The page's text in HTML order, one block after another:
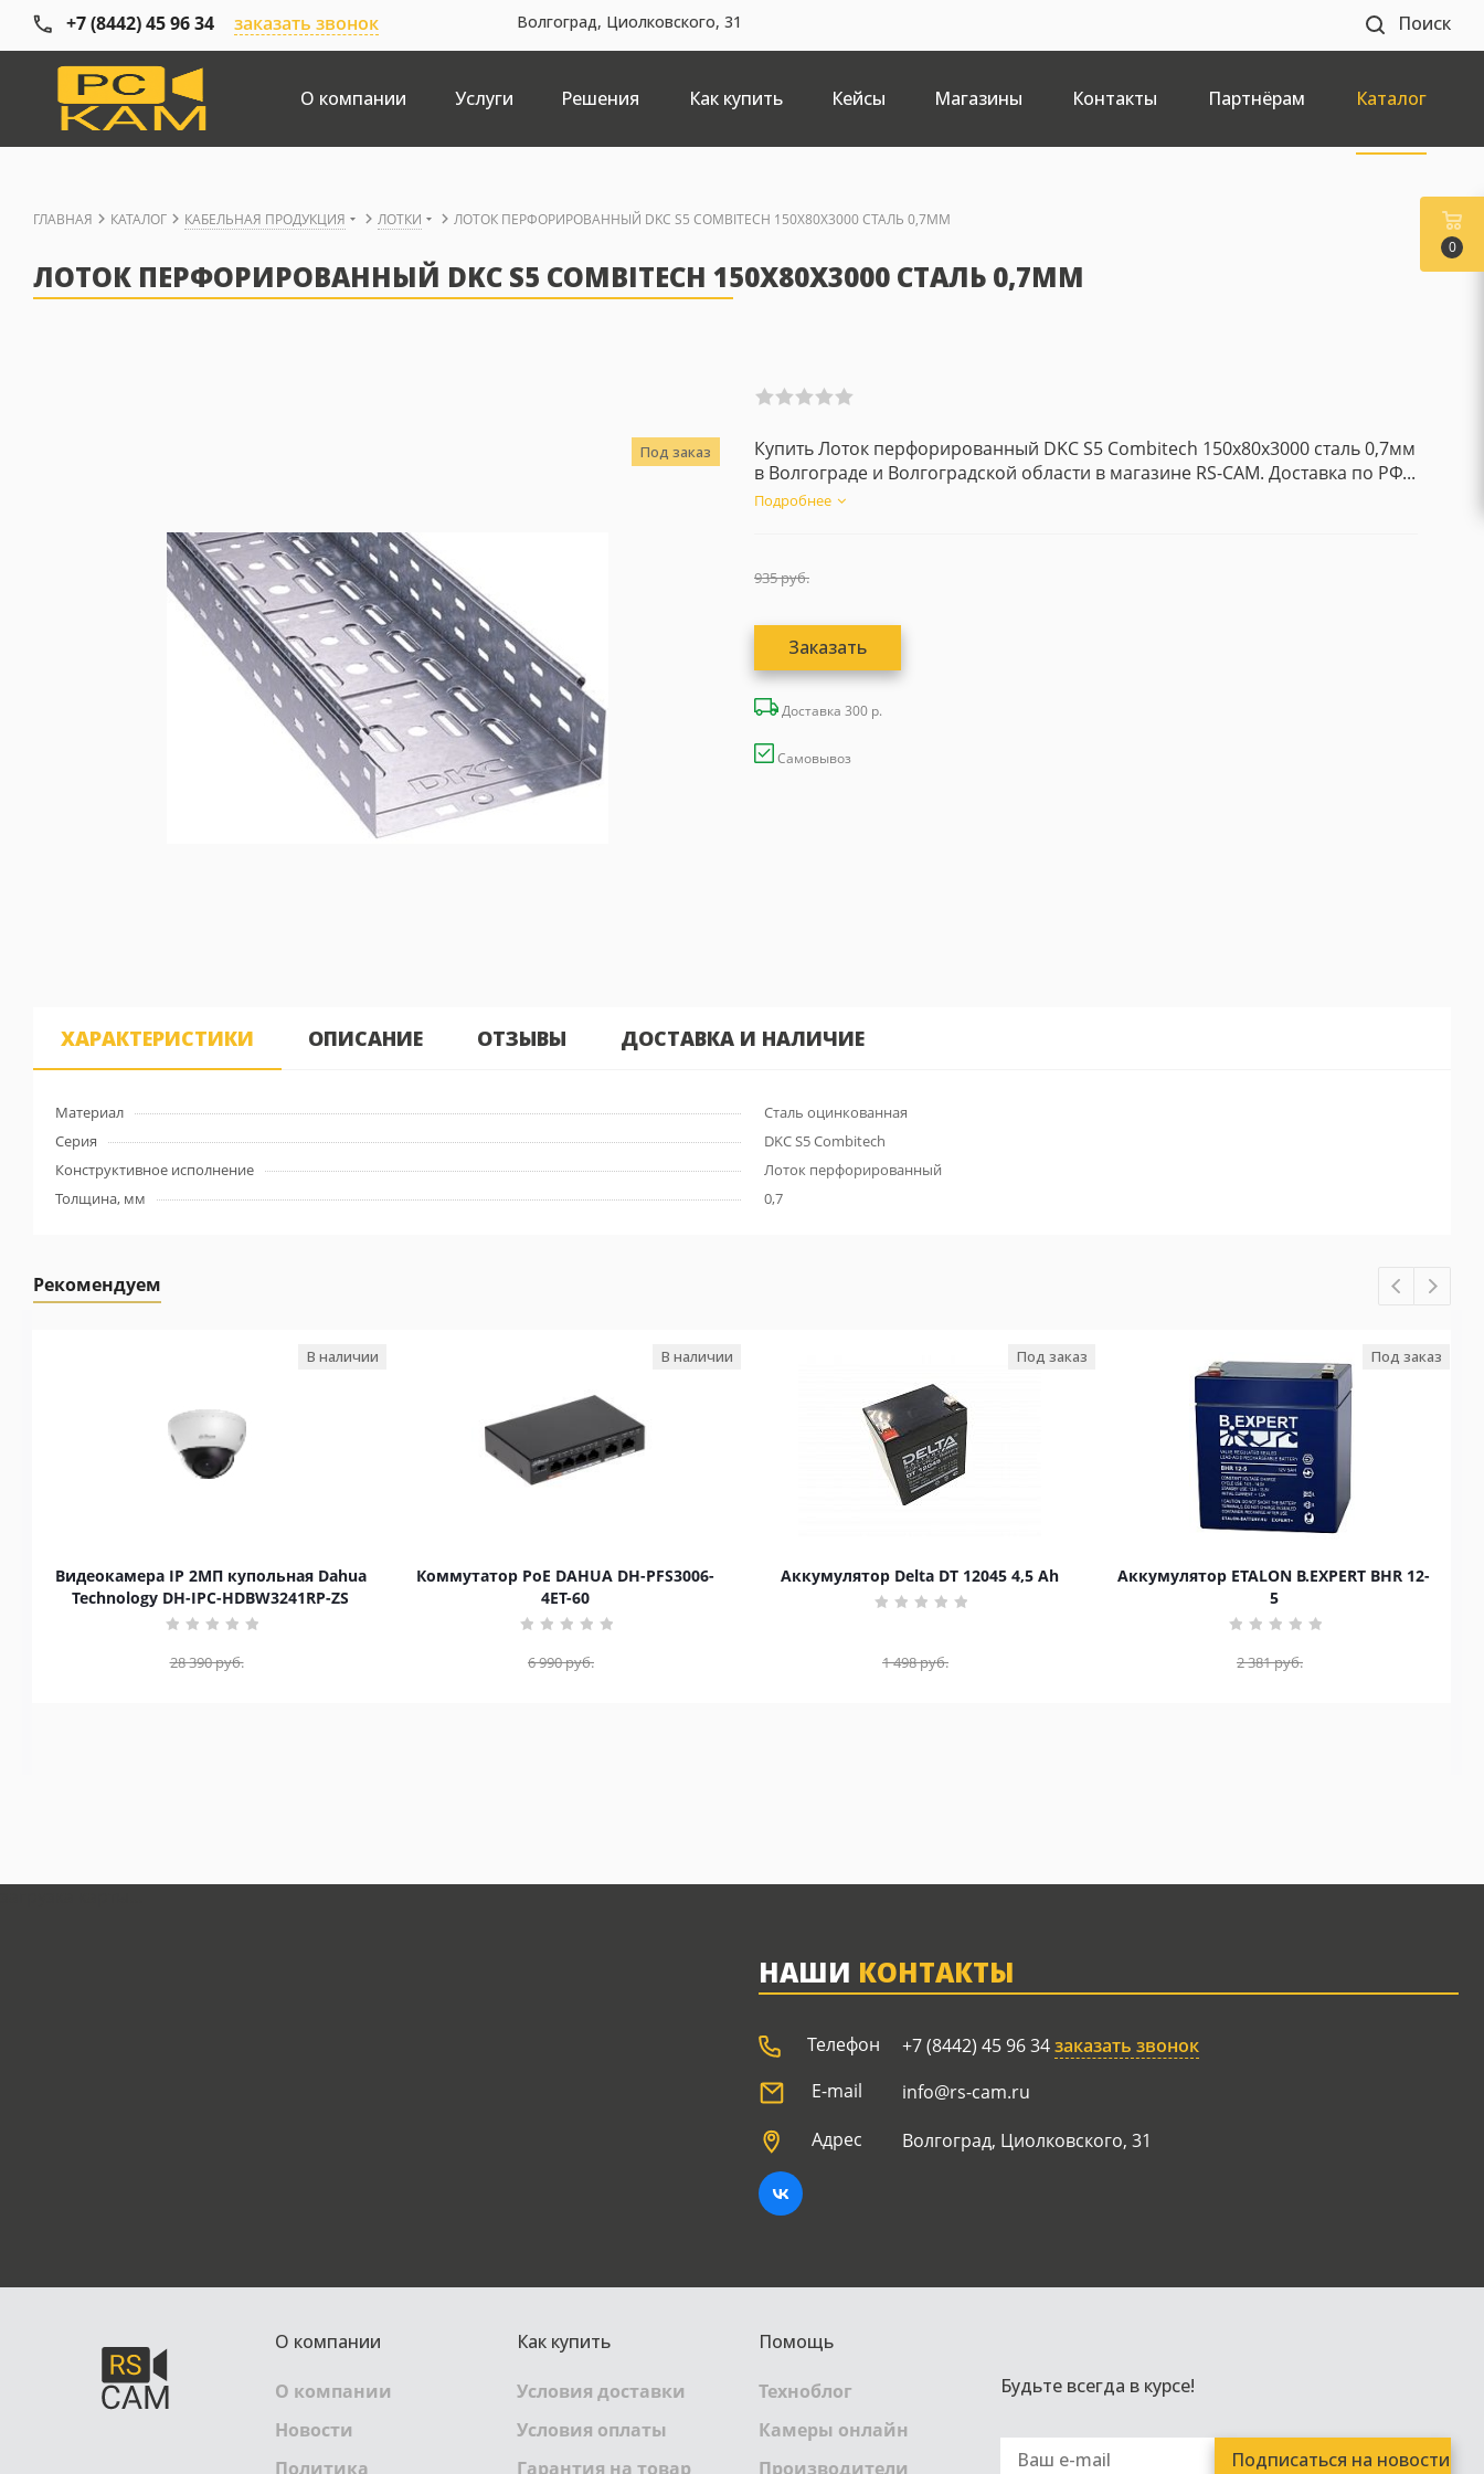
+7 (8442) 45 96 34 заказать звонок Волгоград, Циолковского, 31 Поиск
О компании Услуги Решения Как купить Кейсы Магазины Контакты Партнёрам Каталог
ГЛАВНАЯ КАТАЛОГ КАБЕЛЬНАЯ ПРОДУКЦИЯ ЛОТКИ ЛОТОК ПЕРФОРИРОВАННЫЙ DKC S5 COMBITECH 150Х80Х3000 СТАЛЬ 0,7ММ
ЛОТОК ПЕРФОРИРОВАННЫЙ DKC S5 COMBITECH 150Х80Х3000 СТАЛЬ 0,7ММ
Под заказ
Купить Лоток перфорированный DKC S5 Combitech 150х80х3000 сталь 0,7мм
в Волгограде и Волгоградской области в магазине RS-CAM. Доставка по РФ...
Подробнее
935руб.
Заказать
Доставка 300 р.
Самовывоз
ХАРАКТЕРИСТИКИ ОПИСАНИЕ ОТЗЫВЫ ДОСТАВКА И НАЛИЧИЕ
Материал
Сталь оцинкованная
Серия
DKC S5 Combitech
Конструктивное исполнение
Лоток перфорированный
Толщина, мм
0,7
Рекомендуем
Видеокамера IP 2МП купольная Dahua
Technology DH-IPC-HDBW3241RP-ZS
В наличии
28 390руб.
Коммутатор PoE DAHUA DH-PFS3006-
4ET-60
В наличии
6 990руб.
Аккумулятор Delta DT 12045 4,5 Ah
Под заказ
1 498руб.
Аккумулятор ETALON B.EXPERT BHR 12-
5
Под заказ
2 381руб.
НАШИ КОНТАКТЫ
Телефон +7 (8442) 45 96 34заказать звонок
E-mail
info@rs-cam.ru
Адрес
Волгоград, Циолковского, 31
О компании
О компании
Новости
Политика
Как купить
Условия доставки
Условия оплаты
Гарантия на товар
Помощь
Техноблог
Камеры онлайн
Производители
Будьте всегда в курсе!
0